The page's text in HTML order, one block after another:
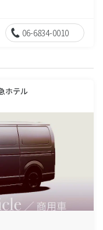
06-6834-0010
ホテル